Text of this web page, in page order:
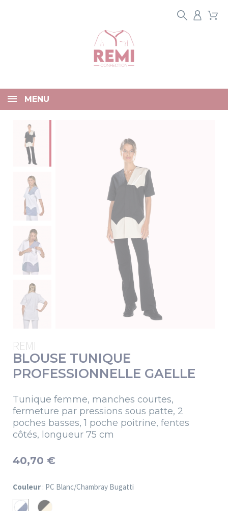
MENU
REMI
BLOUSE TUNIQUE
PROFESSIONNELLE GAELLE
Tunique femme, manches courtes,
fermeture par pressions sous patte, 2
poches basses, 1 poche poitrine, fentes
côtés, longueur 75 cm
40,70 €
Couleur : PC Blanc/Chambray Bugatti
PC
PC